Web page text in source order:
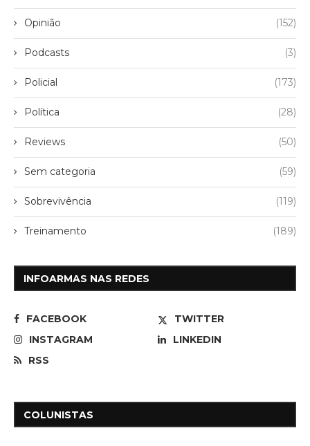
Opinião (152)
Podcasts (3)
Policial (173)
Política (28)
Reviews (50)
Sem categoria (59)
Sobrevivência (119)
Treinamento (189)
INFOARMAS NAS REDES
FACEBOOK
TWITTER
INSTAGRAM
LINKEDIN
RSS
COLUNISTAS